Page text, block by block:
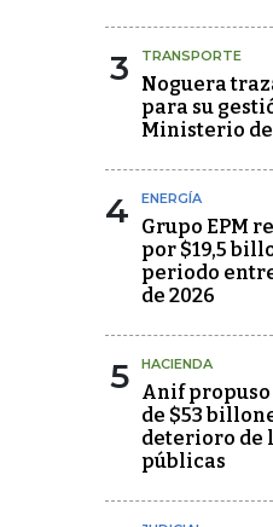
3 TRANSPORTE
Noguera
para su
Ministerio
4 ENERGÍA
Grupo EPM
por $19,5
periodo
de 2026
5 HACIENDA
Anif propuso
de $53
deterioro de
públicas